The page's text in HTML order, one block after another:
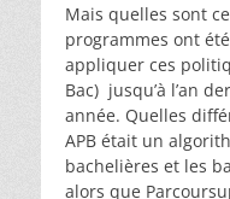
Mais quelles sont
programmes ont
appliquer ces
Bac) jusqu’à l’an
année. Quelles
APB était un
bachelières et les
alors que